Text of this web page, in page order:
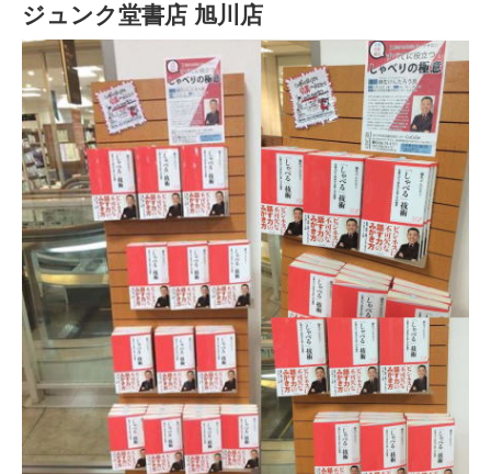
ジュンク堂書店 旭川店